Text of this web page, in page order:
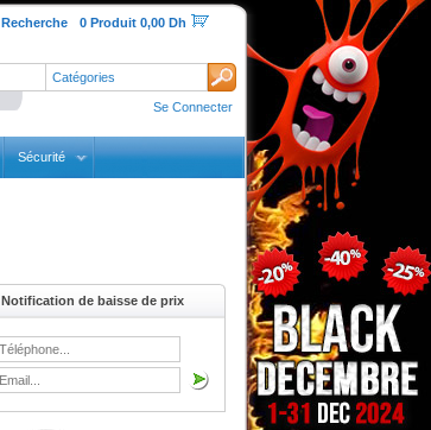
Recherche 0 Produit 0,00 Dh
Catégories
Se Connecter
Sécurité
Notification de baisse de prix